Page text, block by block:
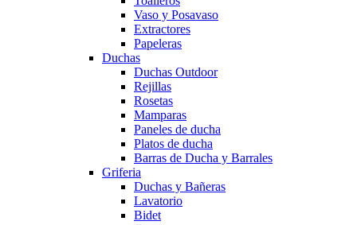
Vaso y Posavaso
Extractores
Papeleras
Duchas
Duchas Outdoor
Rejillas
Rosetas
Mamparas
Paneles de ducha
Platos de ducha
Barras de Ducha y Barrales
Griferia
Duchas y Bañeras
Lavatorio
Bidet